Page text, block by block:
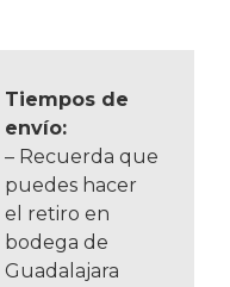
Tiempos de
envío:
– Recuerda que
puedes hacer
el retiro en
bodega de
Guadalajara